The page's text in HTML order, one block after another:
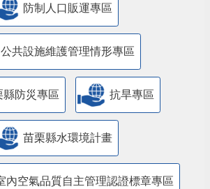
防制人口販運專區
​公共設施維護管理情形專區
縣防災專區 抗旱專區
苗栗縣水環境計畫
內空氣品質自主管理認證標章專區